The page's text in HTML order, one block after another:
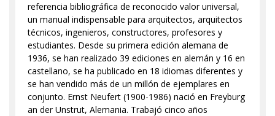
referencia bibliográfica de reconocido valor universal,
un manual indispensable para arquitectos, arquitectos
técnicos, ingenieros, constructores, profesores y
estudiantes. Desde su primera edición alemana de
1936, se han realizado 39 ediciones en alemán y 16 en
castellano, se ha publicado en 18 idiomas diferentes y
se han vendido más de un millón de ejemplares en
conjunto. Ernst Neufert (1900-1986) nació en Freyburg
an der Unstrut, Alemania. Trabajó cinco años